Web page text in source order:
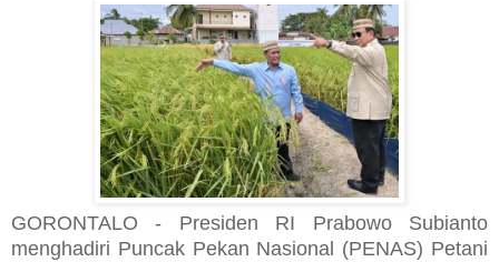
GORONTALO - Presiden RI Prabowo Subianto
menghadiri Puncak Pekan Nasional (PENAS) Petani